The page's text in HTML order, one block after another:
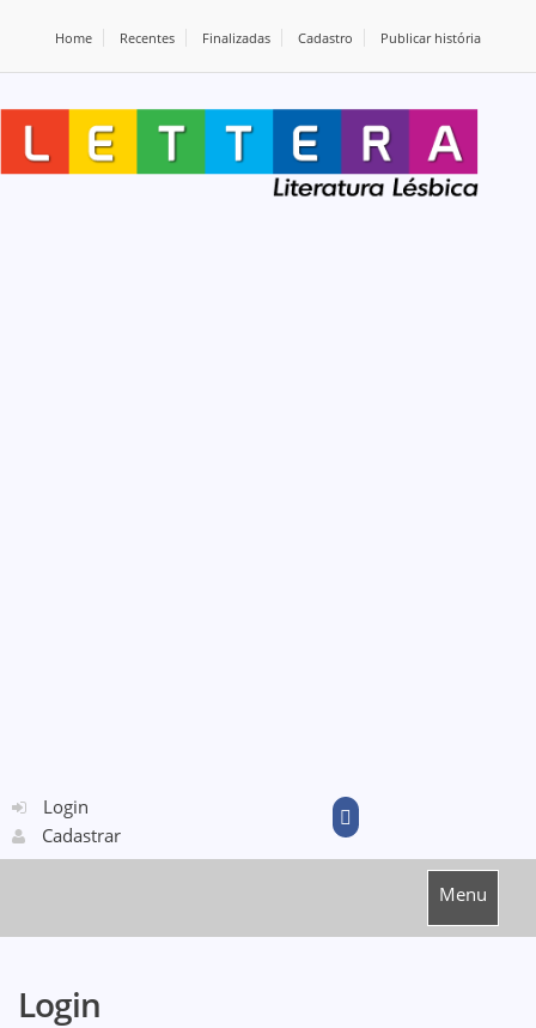
Home Recentes Finalizadas Cadastro Publicar história
Login
Cadastrar
Menu
Login